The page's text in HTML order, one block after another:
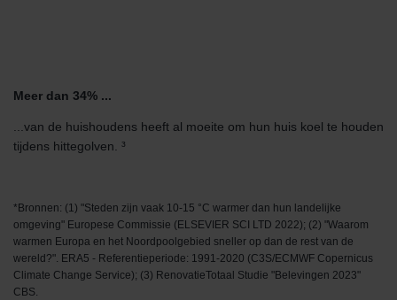
Meer dan 34% ...
...van de huishoudens heeft al moeite om hun huis koel te houden
tijdens hittegolven. ³
*Bronnen: (1) "Steden zijn vaak 10-15 °C warmer dan hun landelijke
omgeving" Europese Commissie (ELSEVIER SCI LTD 2022); (2) "Waarom
warmen Europa en het Noordpoolgebied sneller op dan de rest van de
wereld?". ERA5 - Referentieperiode: 1991-2020 (C3S/ECMWF Copernicus
Climate Change Service); (3) RenovatieTotaal Studie "Belevingen 2023"
CBS.